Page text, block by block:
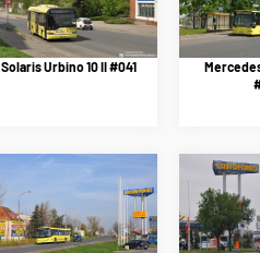
Solaris Urbino 10 II #041